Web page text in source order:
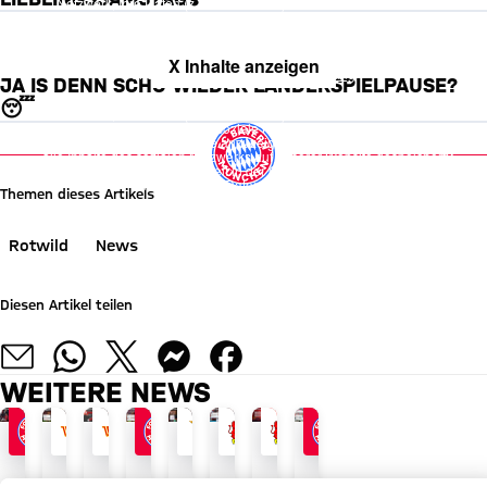
verarbeiten. Vorher kann das soziale Netzwerk keine Daten über Sie
und Sie können dies jederzeit in derCookie-Einwilligungslösung
ändern. Details:Datenschutzerklärung
JA IS DENN SCHO WIEDER LÄNDERSPIELPAUSE?
😴
X Inhalte anzeigen
verarbeiten. Vorher kann das soziale Netzwerk keine Daten über Sie
erheben, um Ihnen die Inhalte anzuzeigen. Diese Einstellung wird für
alle Inhalte des sozialen Netzwerks auf unserer Website gespeichert
und Sie können dies jederzeit in derCookie-Einwilligungslösung
ändern. Details:Datenschutzerklärung
Themen dieses Artikels
Rotwild News
Diesen Artikel teilen
WEITERE NEWS
ROTWILD ROTWILDROTWILDROTWILDROTWILDROTWILDROTWILD